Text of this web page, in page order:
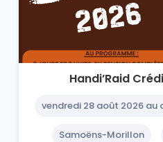
Handi’Raid
vendredi 28 août 2026
Samoëns-Morillon